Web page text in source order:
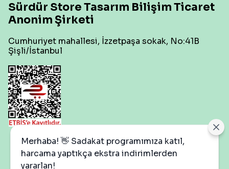
Sürdür Store Tasarım Bilişim Ticaret
Anonim Şirketi
Cumhuriyet mahallesi, İzzetpaşa sokak, No:41B
Şişli/İstanbul
Merhaba! 👋 Sadakat programımıza katıl,
harcama yaptıkça ekstra indirimlerden
yararlan!